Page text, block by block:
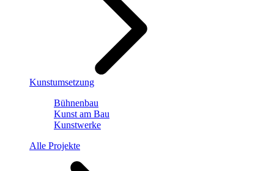
Kunstumsetzung
Bühnenbau
Kunst am Bau
Kunstwerke
Alle Projekte